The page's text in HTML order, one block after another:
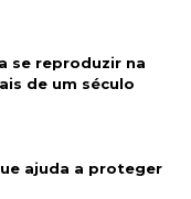
se reproduzir na
de um século
ajuda a proteger